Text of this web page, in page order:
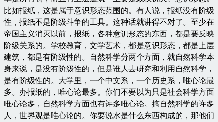
比如报纸，这是属于意识形态范围的。有人说，报纸没有阶级
性，报纸不是阶级斗争的工具。这种话就讲得不对了。至少在
帝国主义消灭以前，报纸，各种意识形态的东西，都是要反映
阶级关系的。学校教育，文学艺术，都是意识形态，都是上层
建筑，都是有阶级性的。自然科学分两个方面，就自然科学本
身来说，是没有阶级性的，但是谁人去研究和利用自然科学，
是有阶级性的。大学里，一个中文系，一个历史系，唯心论最
多。办报纸的，唯心论最多。你们不要以为只是社会科学方面
唯心论多，自然科学方面也有许多唯心论。搞自然科学的许多
人，世界观是唯心论的。你要说水是什么东西构成的，那他们